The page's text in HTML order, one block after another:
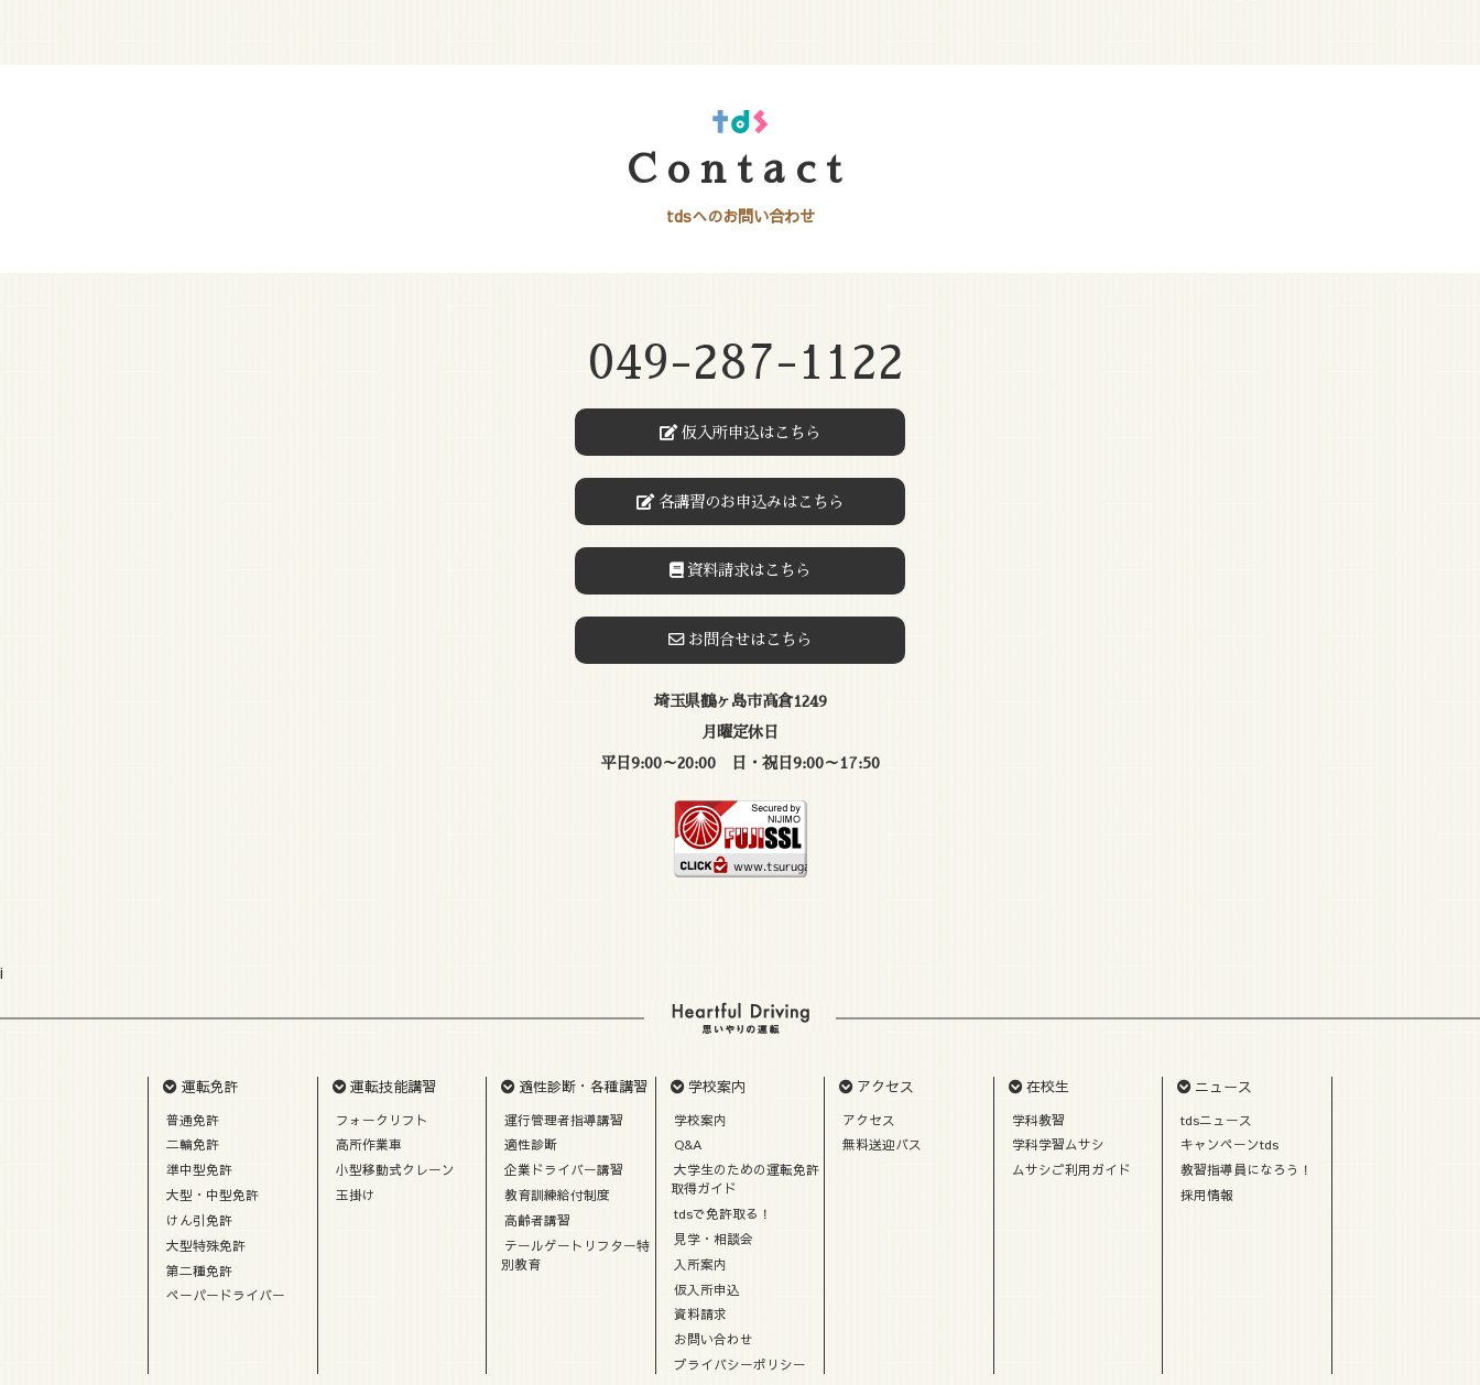
Contact
tdsへのお問い合わせ
049-287-1122
仮入所申込はこちら
各講習のお申込みはこちら
資料請求はこちら
お問合せはこちら
埼玉県鶴ヶ島市高倉1249
月曜定休日
平日9:00～20:00 日・祝日9:00～17:50
i
運転免許
普通免許
二輪免許
準中型免許
大型・中型免許
けん引免許
大型特殊免許
第二種免許
ペーパードライバー
運転技能講習
フォークリフト
高所作業車
小型移動式クレーン
玉掛け
適性診断・各種講習
運行管理者指導講習
適性診断
企業ドライバー講習
教育訓練給付制度
高齢者講習
テールゲートリフター特
別教育
学校案内
学校案内
Q&A
大学生のための運転免許
取得ガイド
tdsで免許取る！
見学・相談会
入所案内
仮入所申込
資料請求
お問い合わせ
プライバシーポリシー
アクセス
アクセス
無料送迎バス
在校生
学科教習
学科学習ムサシ
ムサシご利用ガイド
ニュース
tdsニュース
キャンペーンtds
教習指導員になろう！
採用情報